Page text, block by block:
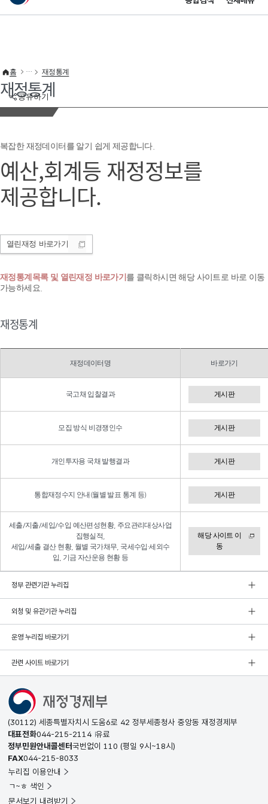
이 누리집은 대한민국 공식 전자정부 누리집입니다.
공유하기
홈 재정통계
재정통계
복잡한 재정데이터를 알기 쉽게 제공합니다.
예산,회계등 재정정보를
제공합니다.
열린재정 바로가기
재정통계목록 및 열린재정 바로가기 를 클릭하시면 해당 사이트로 바로 이동
가능하세요.
재정통계
재정데이터명 바로가기
국고채 입찰결과 게시판
모집 방식 비경쟁인수 게시판
개인투자용 국채 발행결과 게시판
통합재정수지 안내(월별 발표 통계 등) 게시판
세출/지출/세입/수입 예산편성현황, 주요관리대상사업
집행실적,
세입/세출 결산 현황, 월별 국가채무, 국세수입·세외수
입, 기금 자산운용 현황 등
해당 사이트 이
동
정부 관련기관 누리집
외청 및 유관기관 누리집
운영 누리집 바로가기
관련 사이트 바로가기
(30112) 세종특별자치시 도움6로 42 정부세종청사 중앙동 재정경제부
대표전화044-215-2114 유료
정부민원안내콜센터국번없이 110 (평일 9시~18시)
FAX044-215-8033
누리집 이용안내
ㄱ~ㅎ 색인
문서보기 내려받기